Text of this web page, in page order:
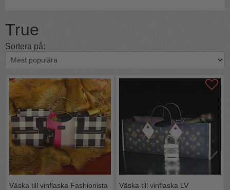
True
Sortera på:
Väska till vinflaska Fashionista Väska till vinflaska LV